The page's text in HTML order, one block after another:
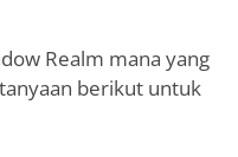
Realm mana yang
berikut untuk